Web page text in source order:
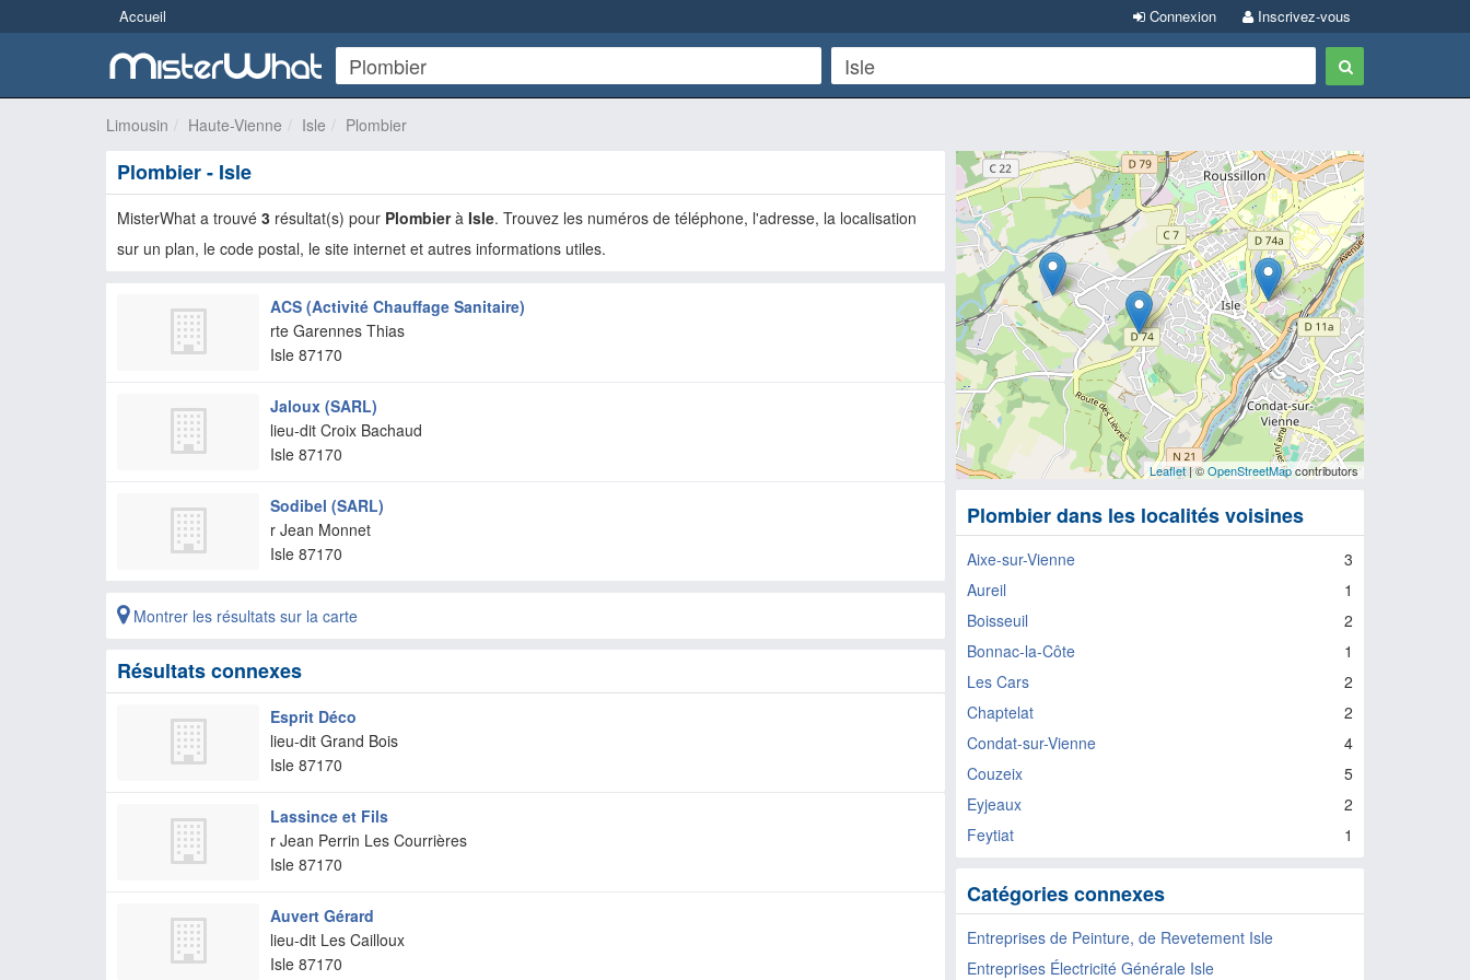
Accueil Inscrivez-vous
Connexion
Limousin Haute-Vienne Isle Plombier
Plombier - Isle
MisterWhat a trouvé 3 résultat(s) pour Plombierà Isle. Trouvez les numéros de téléphone, l'adresse, la localisation
sur un plan, le code postal, le site internet et autres informations utiles.
ACS (Activité Chauffage Sanitaire)
rte Garennes Thias
Isle 87170
Jaloux (SARL)
lieu-dit Croix Bachaud
Isle 87170
Sodibel (SARL)
r Jean Monnet
Isle 87170
Montrer les résultats sur la carte
Résultats connexes
Esprit Déco
lieu-dit Grand Bois
Isle 87170
Lassince et Fils
r Jean Perrin Les Courrières
Isle 87170
Auvert Gérard
lieu-dit Les Cailloux
Isle 87170
Leaflet| ©OpenStreetMapcontributors
Plombier dans les localités voisines
Aixe-sur-Vienne
3
Aureil
1
Boisseuil
2
Bonnac-la-Côte
1
Les Cars
2
Chaptelat
2
Condat-sur-Vienne
4
Couzeix
5
Eyjeaux
2
Feytiat
1
Catégories connexes
Entreprises de Peinture, de Revetement Isle
Entreprises Électricité Générale Isle